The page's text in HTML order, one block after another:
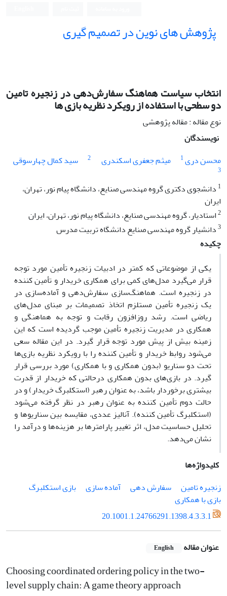
پژوهش های نوین در تصمیم گیری
انتخاب سیاست هماهنگ سفارش‌دهی در زنجیره تامین
دو سطحی با استفاده از رویکرد نظریه بازی ها
نوع مقاله : مقاله پژوهشی
نویسندگان
محسن دری1 میثم جعفری اسکندری 2 سید کمال چهارسوقی
3
1 دانشجوی دکتری گروه مهندسی صنایع، دانشگاه پیام نور، تهران،
ایران
2استادیار، گروه مهندسی صنایع، دانشگاه پیام نور، تهران، ایران
3دانشیار گروه مهندسی صنایع دانشگاه تربیت مدرس
چکیده
یکی از موضوعاتی که کمتر در ادبیات زنجیره تأمین مورد توجه
قرار می‌‌‌گیرد مدل‌های کمی برای همکاری خریدار و تأمین کننده
در زنجیره است. هماهنگ‌سازی سفارش‌‌دهی و آماده‌‌سازی در
یک زنجیره تأمین مستلزم اتخاذ تصمیمات بر مبنای مدل‌های
ریاضی است. رشد روزافزون رقابت و توجه به هماهنگی و
همکاری در مدیریت زنجیره تأمین موجب گردیده است که این
زمینه بیش از پیش مورد توجه قرار گیرد. در این مقاله سعی
می‌‌شود روابط خریدار و تأمین کننده را با رویکرد نظریه بازی‌ها
تحت دو سناریو (بدون همکاری و با همکاری) مورد بررسی قرار
گیرد. در بازی‌های بدون همکاری درحالتی که خریدار از قدرت
بیشتری برخوردار باشد، به عنوان رهبر (استکلبرگ خریدار) و در
حالت دوم تأمین کننده به عنوان رهبر در نظر گرفته می‌‌شود
(استکلبرگ تأمین کننده). آنالیز عددی، مقایسه بین سناریوها و
تحلیل حساسیت مدل، اثر تغییر پارامترها بر هزینه‌‌ها و درآمد را
نشان می‌‌‌دهد.
کلیدواژه‌ها
زنجیره تامین
سفارش دهی آماده سازی
بازی استکلبرگ
بازی با همکاری
20.1001.1.24766291.1398.4.3.3.1
عنوان مقاله English
Choosing coordinated ordering policy in the two-
level supply chain: A game theory approach